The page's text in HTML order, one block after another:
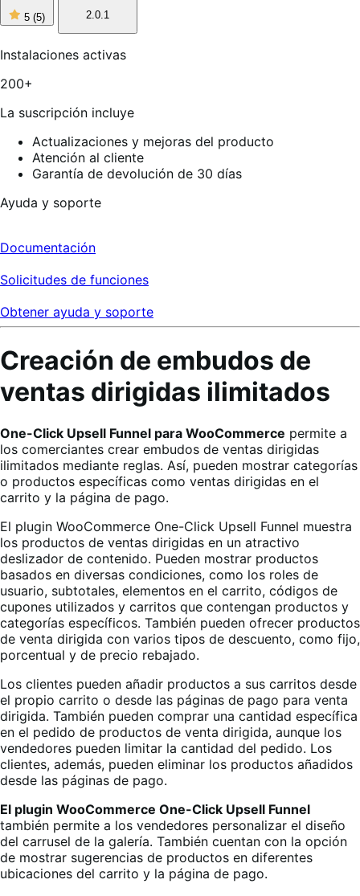
5 (5)5
de
estrellas,
5
2.0.1
Instalaciones activas
200+
La suscripción incluye
Actualizaciones y mejoras del producto
Atención al cliente
Garantía de devolución de 30 días
Ayuda y soporte
Documentación
Solicitudes de funciones
Obtener ayuda y soporte
Creación de embudos de
ventas dirigidas ilimitados
One-Click Upsell Funnel para WooCommerce permite a
los comerciantes crear embudos de ventas dirigidas
ilimitados mediante reglas. Así, pueden mostrar categorías
o productos específicas como ventas dirigidas en el
carrito y la página de pago.
El plugin WooCommerce One-Click Upsell Funnel muestra
los productos de ventas dirigidas en un atractivo
deslizador de contenido. Pueden mostrar productos
basados en diversas condiciones, como los roles de
usuario, subtotales, elementos en el carrito, códigos de
cupones utilizados y carritos que contengan productos y
categorías específicos. También pueden ofrecer productos
de venta dirigida con varios tipos de descuento, como fijo,
porcentual y de precio rebajado.
Los clientes pueden añadir productos a sus carritos desde
el propio carrito o desde las páginas de pago para venta
dirigida. También pueden comprar una cantidad específica
en el pedido de productos de venta dirigida, aunque los
vendedores pueden limitar la cantidad del pedido. Los
clientes, además, pueden eliminar los productos añadidos
desde las páginas de pago.
El plugin WooCommerce One-Click Upsell Funnel
también permite a los vendedores personalizar el diseño
del carrusel de la galería. También cuentan con la opción
de mostrar sugerencias de productos en diferentes
ubicaciones del carrito y la página de pago.